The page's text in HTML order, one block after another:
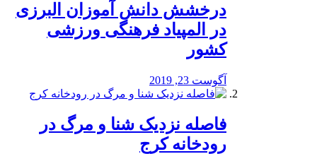
درخشش دانش آموزان البرزی
در المپیاد فرهنگی ورزشی
کشور
آگوست 23, 2019
️فاصله نزدیک شنا و مرگ در
رودخانه کرج